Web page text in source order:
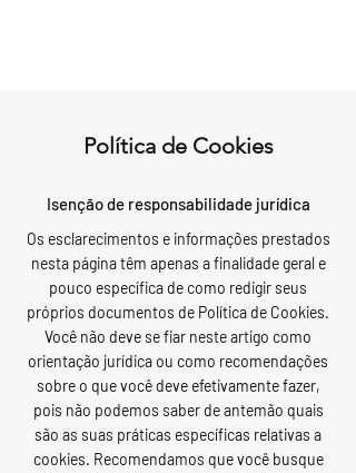
Política de Cookies
Isenção de responsabilidade jurídica
Os esclarecimentos e informações prestados
nesta página têm apenas a finalidade geral e
pouco específica de como redigir seus
próprios documentos de Política de Cookies.
Você não deve se fiar neste artigo como
orientação jurídica ou como recomendações
sobre o que você deve efetivamente fazer,
pois não podemos saber de antemão quais
são as suas práticas específicas relativas a
cookies. Recomendamos que você busque